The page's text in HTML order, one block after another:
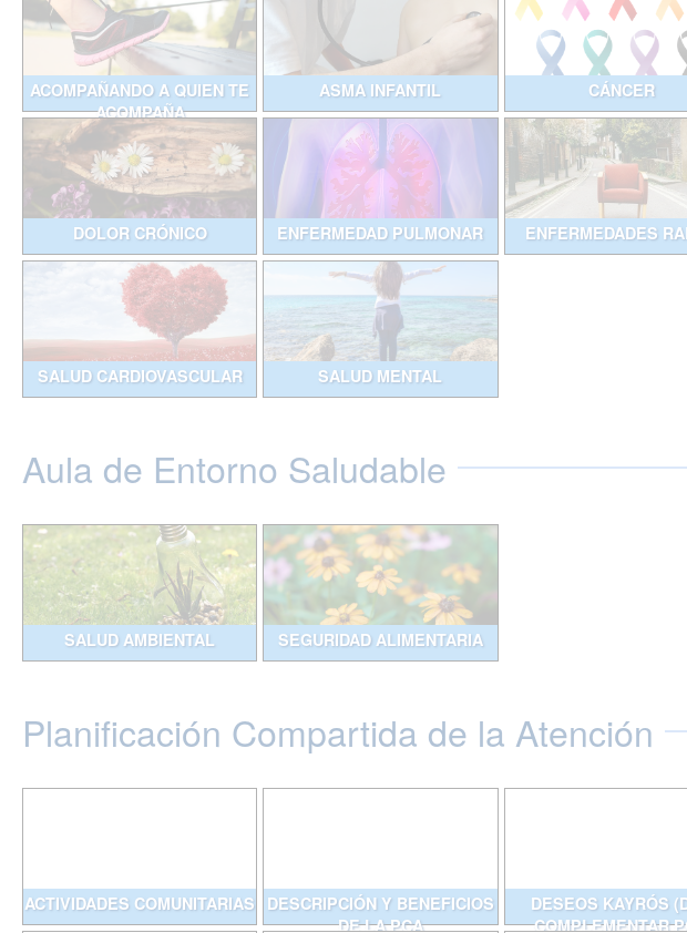
ACOMPAÑANDO A QUIEN TE
ACOMPAÑA
ASMA INFANTIL CÁNCER
DOLOR CRÓNICO ENFERMEDAD PULMONAR ENFERMEDADES
SALUD CARDIOVASCULAR SALUD MENTAL
Aula de Entorno Saludable
SALUD AMBIENTAL SEGURIDAD ALIMENTARIA
Planificación Compartida de la Atención
ACTIVIDADES COMUNITARIAS DESCRIPCIÓN Y BENEFICIOS
DE LA PCA
DESEOS KAYRÓS
COMPLEMENTAR